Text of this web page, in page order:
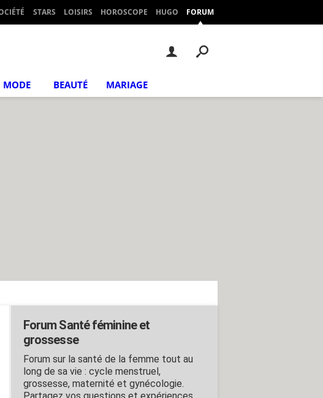
STARS LOISIRS HOROSCOPE HUGO FORUM
MODE BEAUTÉ MARIAGE
Forum Santé féminine et
grossesse
Forum sur la santé de la femme tout au
long de sa vie : cycle menstruel,
grossesse, maternité et gynécologie.
Partagez vos questions et expériences